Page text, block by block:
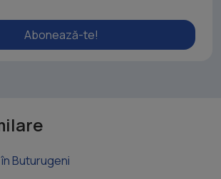
Abonează-te!
Buturugeni